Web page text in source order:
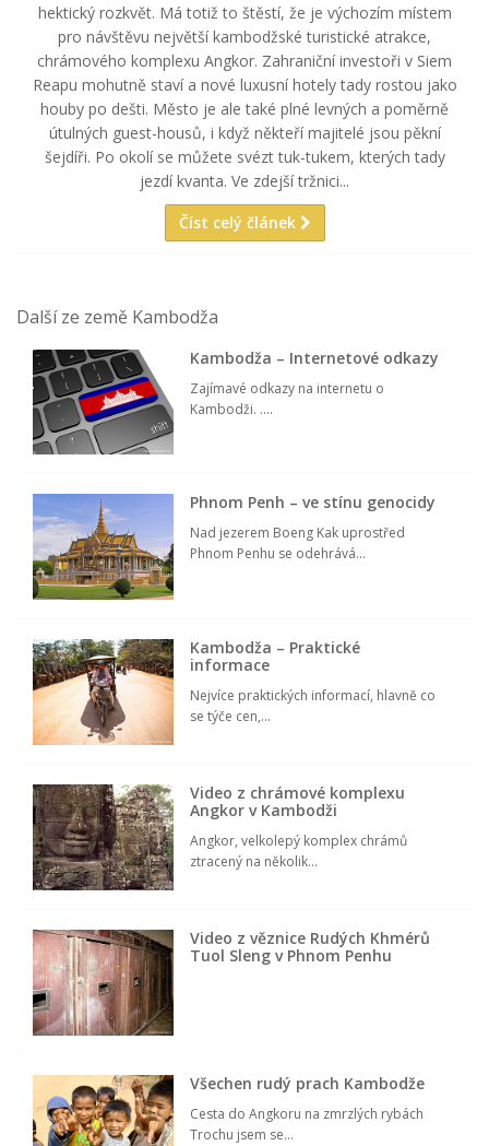
hektický rozkvět. Má totiž to štěstí, že je výchozím místem
pro návštěvu největší kambodžské turistické atrakce,
chrámového komplexu Angkor. Zahraniční investoři v Siem
Reapu mohutně staví a nové luxusní hotely tady rostou jako
houby po dešti. Město je ale také plné levných a poměrně
útulných guest-housů, i když někteří majitelé jsou pěkní
šejdíři. Po okolí se můžete svézt tuk-tukem, kterých tady
jezdí kvanta. Ve zdejší tržnici...
Číst celý článek
Další ze země Kambodža
Kambodža – Internetové odkazy
Zajímavé odkazy na internetu o
Kambodži. ....
Phnom Penh – ve stínu genocidy
Nad jezerem Boeng Kak uprostřed
Phnom Penhu se odehrává...
Kambodža – Praktické
informace
Nejvíce praktických informací, hlavně co
se týče cen,...
Video z chrámové komplexu
Angkor v Kambodži
Angkor, velkolepý komplex chrámů
ztracený na několik...
Video z věznice Rudých Khmérů
Tuol Sleng v Phnom Penhu
Všechen rudý prach Kambodže
Cesta do Angkoru na zmrzlých rybách
Trochu jsem se...